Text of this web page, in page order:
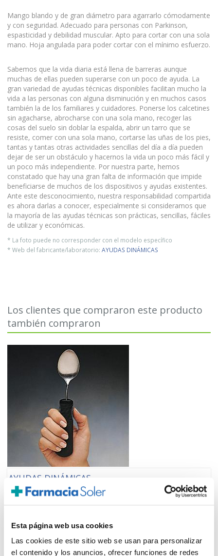
Esta página web usa cookies
Las cookies de este sitio web se usan para personalizar
el contenido y los anuncios, ofrecer funciones de redes
Mango blando y de gran diámetro para agarrarlo cómodamente
y con seguridad. Adecuado para personas con Parkinson,
espasticidad y debilidad muscular. Apto para cortar con una sola
mano. Hoja angulada para poder cortar con el mínimo esfuerzo.
Sabemos que la vida diaria está llena de barreras aunque
muchas de ellas pueden superarse con un poco de ayuda. La
gran variedad de ayudas técnicas disponibles facilitan mucho la
vida a las personas con alguna disminución y en muchos casos
también la de los familiares y cuidadores. Ponerse los calcetines
sin agacharse, abrocharse con una sola mano, recoger las
cosas del suelo sin doblar la espalda, abrir un tarro que se
resiste, comer con una sola mano, cortarse las uñas de los pies,
tantas y tantas otras actividades sencillas del día a día pueden
dejar de ser un obstáculo y hacernos la vida un poco más fácil y
un poco más independiente. Por nuestra parte, hemos
constatado que hay una gran falta de información que impide
beneficiarse de muchos de los dispositivos y ayudas existentes.
Ante este desconocimiento, nuestra responsabilidad compartida
es ahora darlas a conocer, especialmente si consideramos que
la mayoría de las ayudas técnicas son prácticas, sencillas, fáciles
de utilizar y económicas.
* La foto puede no corresponder con el modelo específico
* Web del fabricante/laboratorio: AYUDAS DINÁMICAS
Los clientes que compraron este producto
también compraron
AYUDAS DINÁMICAS
Cuchara Flexible
- + Añadir